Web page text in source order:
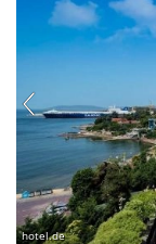
hotel.de